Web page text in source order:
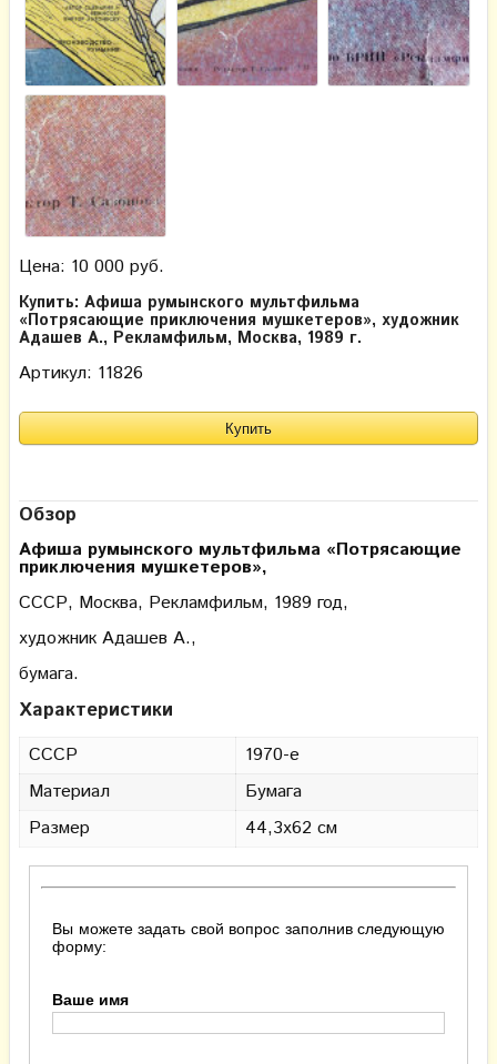
Цена: 10 000 руб.
Купить: Афиша румынского мультфильма
«Потрясающие приключения мушкетеров», художник
Адашев А., Рекламфильм, Москва, 1989 г.
Артикул: 11826
Обзор
Афиша румынского мультфильма «Потрясающие
приключения мушкетеров»,
СССР, Москва, Рекламфильм, 1989 год,
художник Адашев А.,
бумага.
Характеристики
СССР
1970-е
Материал
Бумага
Размер
44,3х62 см
Вы можете задать свой вопрос заполнив следующую
форму:
Ваше имя